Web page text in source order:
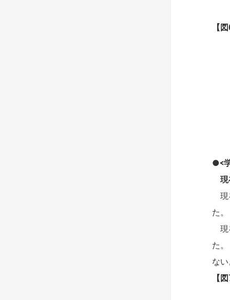
【
●<
現
現
た。
現
た
な
【